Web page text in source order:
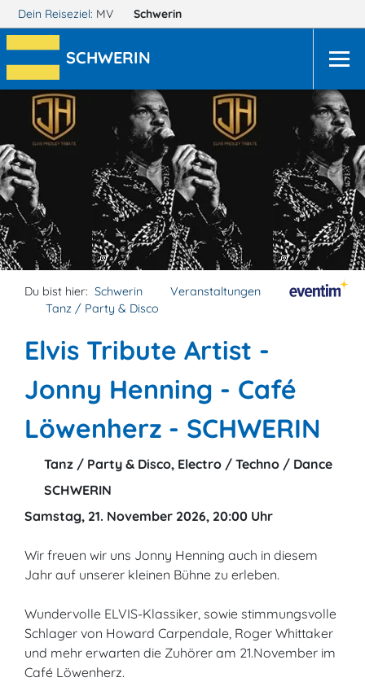
Dein Reiseziel: MV Schwerin
SCHWERIN
Du bist hier: Schwerin
Veranstaltungen
Tanz / Party & Disco
Elvis Tribute Artist -
Jonny Henning - Café
Löwenherz - SCHWERIN
Tanz / Party & Disco, Electro / Techno / Dance
SCHWERIN
Samstag, 21. November 2026, 20:00 Uhr
Wir freuen wir uns Jonny Henning auch in diesem
Jahr auf unserer kleinen Bühne zu erleben.
Wundervolle ELVIS-Klassiker, sowie stimmungsvolle
Schlager von Howard Carpendale, Roger Whittaker
und mehr erwarten die Zuhörer am 21.November im
Café Löwenherz.